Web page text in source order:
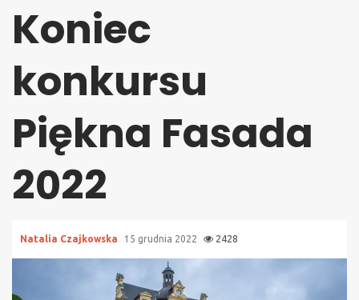
Koniec
konkursu
Piękna Fasada
2022
Natalia Czajkowska 15 grudnia 2022 2428